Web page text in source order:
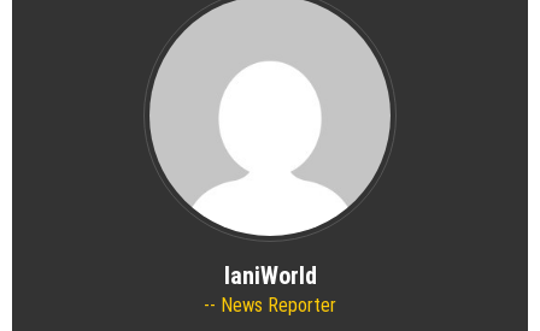
IaniWorld
News Reporter